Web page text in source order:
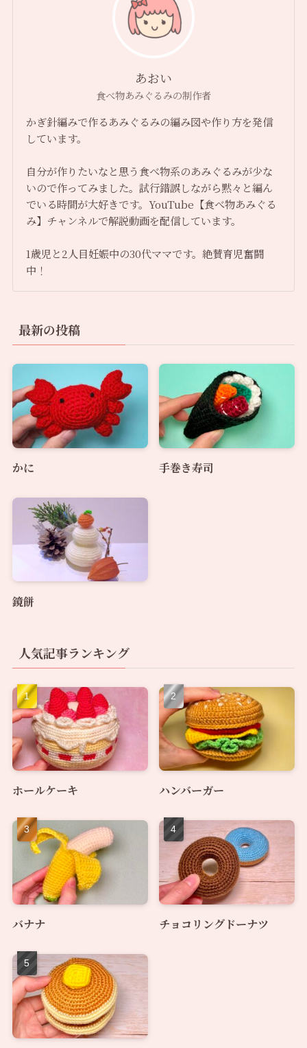
あおい
食べ物あみぐるみの制作者
かぎ針編みで作るあみぐるみの編み図や作り方を発信
しています。
自分が作りたいなと思う食べ物系のあみぐるみが少な
いので作ってみました。試行錯誤しながら黙々と編ん
でいる時間が大好きです。YouTube【食べ物あみぐる
み】チャンネルで解説動画を配信しています。
1歳児と2人目妊娠中の30代ママです。絶賛育児奮闘
中！
最新の投稿
かに 手巻き寿司
鏡餅
人気記事ランキング
ホールケーキ ハンバーガー
バナナ チョコリングドーナツ